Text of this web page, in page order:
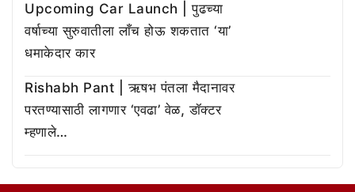
Upcoming Car Launch | पुढच्या
वर्षाच्या सुरुवातीला लाँच होऊ शकतात ‘या’
धमाकेदार कार
Rishabh Pant | ऋषभ पंतला मैदानावर
परतण्यासाठी लागणार ‘एवढा’ वेळ, डॉक्टर
म्हणाले…